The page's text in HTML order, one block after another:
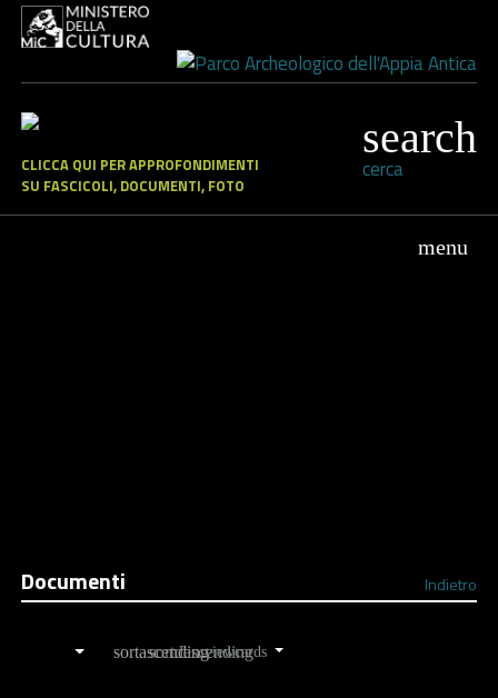
CLICCA QUI PER APPROFONDIMENTI
SU FASCICOLI, DOCUMENTI, FOTO
cerca
Documenti Indietro